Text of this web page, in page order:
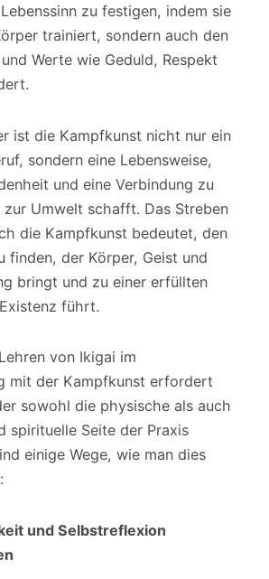
zu festigen, indem sie
trainiert, sondern auch den
Werte wie Geduld, Respekt
ist die Kampfkunst nicht nur ein
sondern eine Lebensweise,
und eine Verbindung zu
Umwelt schafft. Das Streben
die Kampfkunst bedeutet, den
finden, der Körper, Geist und
bringt und zu einer erfüllten
führt.
von Ikigai im
mit der Kampfkunst erfordert
sowohl die physische als auch
spirituelle Seite der Praxis
einige Wege, wie man dies
und Selbstreflexion